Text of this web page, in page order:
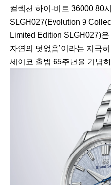
컬렉션 하이-비트 36000 80
SLGH027(Evolution 9
Limited Edition SLGH027)
자연의 덧없음’이라는 지극
세이코 출범 65주년을 기념